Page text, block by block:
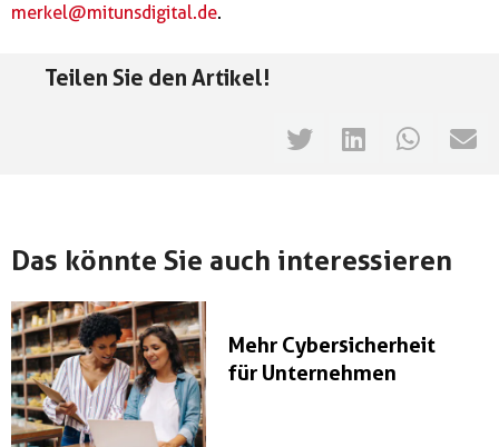
merkel@mitunsdigital.de.
Teilen Sie den Artikel!
Das könnte Sie auch interessieren
Mehr Cybersicherheit
für Unternehmen